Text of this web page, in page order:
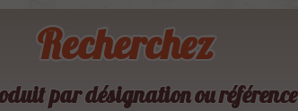
Recherchez
par désignation ou référence